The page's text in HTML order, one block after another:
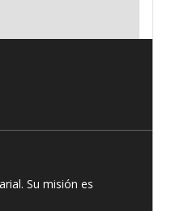
Su misión es